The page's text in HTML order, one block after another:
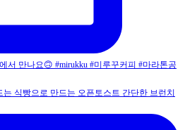
식빵으로 만드는 오픈토스트 간단한 브런치